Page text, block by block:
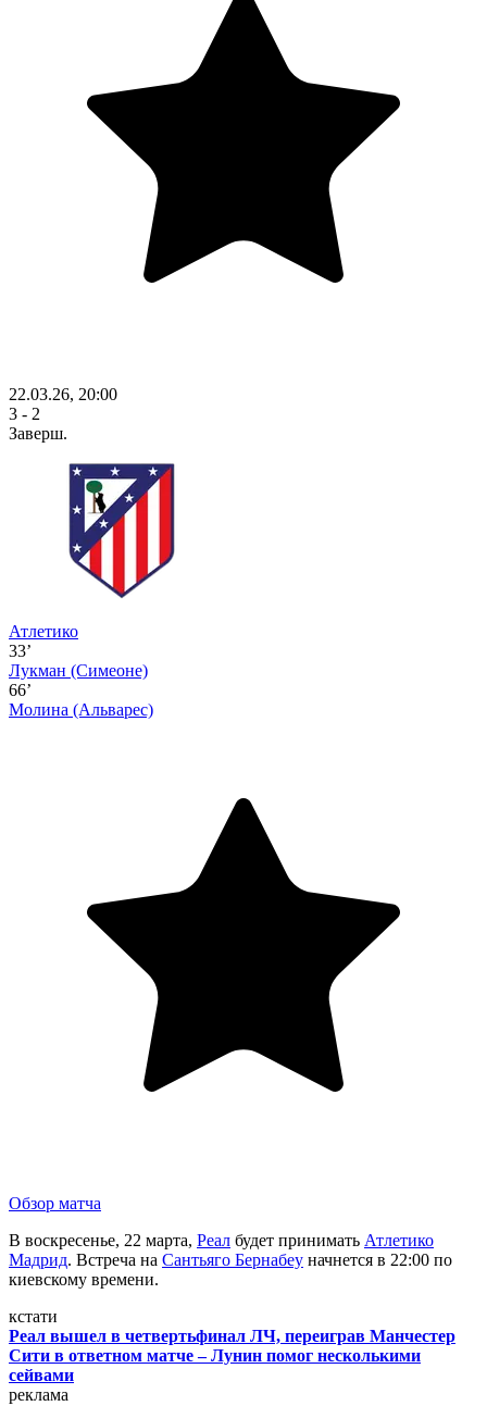
22.03.26, 20:00
3 - 2
Заверш.
Атлетико
33’
Лукман (Симеоне)
66’
Молина (Альварес)
Обзор матча
В воскресенье, 22 марта, Реал будет принимать Атлетико
Мадрид. Встреча на Сантьяго Бернабеу начнется в 22:00 по
киевскому времени.
кстати
Реал вышел в четвертьфинал ЛЧ, переиграв Манчестер
Сити в ответном матче – Лунин помог несколькими
сейвами
реклама